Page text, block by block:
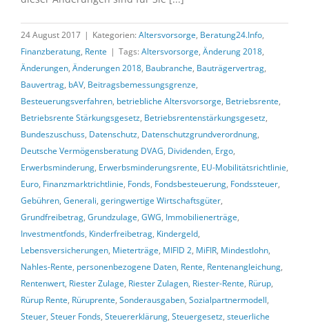
24 August 2017 | Kategorien: Altersvorsorge, Beratung24.Info,
Finanzberatung, Rente | Tags: Altersvorsorge, Änderung 2018,
Änderungen, Änderungen 2018, Baubranche, Bauträgervertrag,
Bauvertrag, bAV, Beitragsbemessungsgrenze,
Besteuerungsverfahren, betriebliche Altersvorsorge, Betriebsrente,
Betriebsrente Stärkungsgesetz, Betriebsrentenstärkungsgesetz,
Bundeszuschuss, Datenschutz, Datenschutzgrundverordnung,
Deutsche Vermögensberatung DVAG, Dividenden, Ergo,
Erwerbsminderung, Erwerbsminderungsrente, EU-Mobilitätsrichtlinie,
Euro, Finanzmarktrichtlinie, Fonds, Fondsbesteuerung, Fondssteuer,
Gebühren, Generali, geringwertige Wirtschaftsgüter,
Grundfreibetrag, Grundzulage, GWG, Immobilienerträge,
Investmentfonds, Kinderfreibetrag, Kindergeld,
Lebensversicherungen, Mieterträge, MIFID 2, MiFIR, Mindestlohn,
Nahles-Rente, personenbezogene Daten, Rente, Rentenangleichung,
Rentenwert, Riester Zulage, Riester Zulagen, Riester-Rente, Rürup,
Rürup Rente, Rüruprente, Sonderausgaben, Sozialpartnermodell,
Steuer, Steuer Fonds, Steuererklärung, Steuergesetz, steuerliche